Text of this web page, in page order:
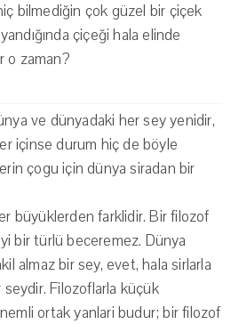
bilmediğin çok güzel bir çiçek
çiçeği hala elinde
o zaman?
ve dünyadaki her sey yenidir,
içinse durum hiç de böyle
çogu için dünya siradan bir
büyüklerden farklidir. Bir filozof
bir türlü beceremez. Dünya
almaz bir sey, evet, hala sirlarla
Filozoflarla küçük
ortak yanlari budur; bir filozof